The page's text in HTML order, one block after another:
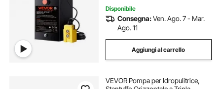
Disponibile
Consegna:Ven. Ago. 7 - Mar.
Ago. 11
Aggiungi al carrello
VEVOR Pompa per Idropulitrice,